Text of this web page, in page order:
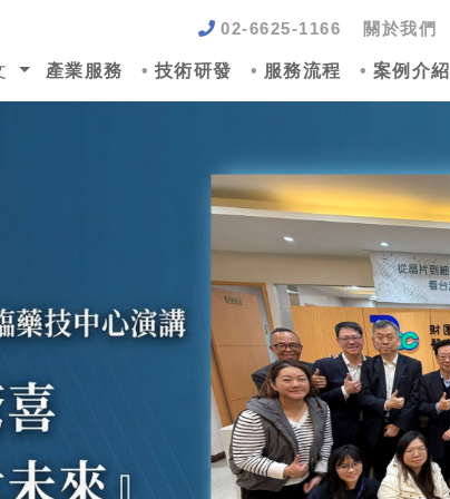
02-6625-1166 關於我們
產業服務 技術研發 服務流程 案例介紹